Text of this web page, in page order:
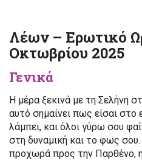
Λέων – Ερωτικό
Οκτωβρίου 2025
Γενικά
Η μέρα ξεκινά με τη Σελήνη
αυτό σημαίνει πως είσαι στο
λάμπει, και όλοι γύρω σου
στη δυναμική και το φως
προχωρά προς την Παρθένο,